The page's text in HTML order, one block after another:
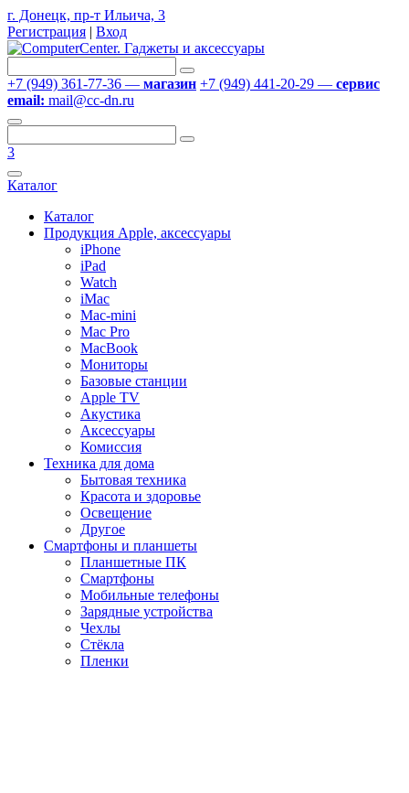
г. Донецк, пр-т Ильича, 3
Регистрация | Вход
+7 (949) 361-77-36 — магазин +7 (949) 441-20-29 — сервис
email: mail@cc-dn.ru
3
Каталог
Каталог
Продукция Apple, аксессуары
iPhone
iPad
Watch
iMac
Mac-mini
Mac Pro
MacBook
Мониторы
Базовые станции
Apple TV
Акустика
Аксессуары
Комиссия
Техника для дома
Бытовая техника
Красота и здоровье
Освещение
Другое
Смартфоны и планшеты
Планшетные ПК
Смартфоны
Мобильные телефоны
Зарядные устройства
Чехлы
Стёкла
Пленки